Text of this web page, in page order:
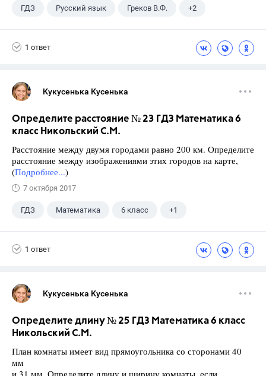
ГДЗ Русский язык Греков В.Ф. +2
1 ответ
Кукусенька Кусенька
Определите расстояние № 23 ГДЗ Математика 6
класс Никольский С.М.
Расстояние между двумя городами равно 200 км. Определите
расстояние между изображениями этих городов на карте,
(Подробнее...)
7 октября 2017
ГДЗ Математика 6 класс +1
1 ответ
Кукусенька Кусенька
Определите длину № 25 ГДЗ Математика 6 класс
Никольский С.М.
План комнаты имеет вид прямоугольника со сторонами 40
мм
и 31 мм. Определите длину и ширину комнаты, если